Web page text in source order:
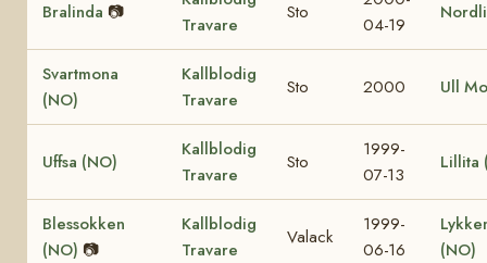
Bralinda 📷
Travare
Sto
04-19
Svartmona
(NO)
Kallblodig
Travare
Sto 2000 Ull
Uffsa (NO)
Kallblodig
Travare
Sto
1999-
07-13
Lillita
Blessokken
(NO) 📷
Kallblodig
Travare
Valack
1999-
06-16
(NO)